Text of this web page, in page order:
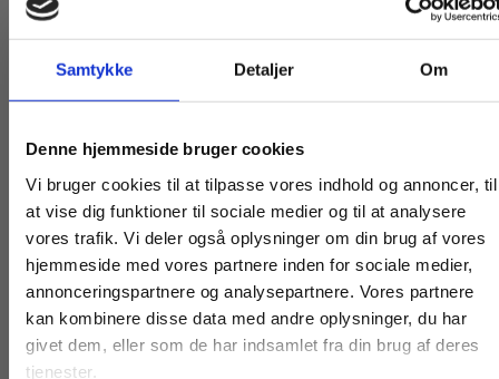
Samtykke Detaljer Om
Denne hjemmeside bruger cookies
Vi bruger cookies til at tilpasse vores indhold og annoncer, til
at vise dig funktioner til sociale medier og til at analysere
vores trafik. Vi deler også oplysninger om din brug af vores
hjemmeside med vores partnere inden for sociale medier,
annonceringspartnere og analysepartnere. Vores partnere
kan kombinere disse data med andre oplysninger, du har
givet dem, eller som de har indsamlet fra din brug af deres
tjenester.
2 formater
Staveprofilen 5
Ulla Bendix Jette Helland
Fra
eXtra
Test til
Praxis Forlag A/S
Køb læremidler og find masterclasses mm.
Fortsæt som:
For privatkunder og
studerende. Du får
vist priser inkl.
For institutioner og
virksomheder. Du
får vist priser ekskl.